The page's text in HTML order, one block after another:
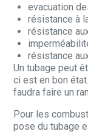
evacuation
résistance à
résistance
résistance
Un tubage peut
ci est en bon
faudra faire un
Pour les
pose du tubage